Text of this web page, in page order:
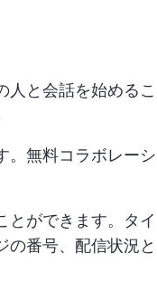
人と会話を始めるこ
。無料コラボレーシ
とができます。タイ
の番号、配信状況と